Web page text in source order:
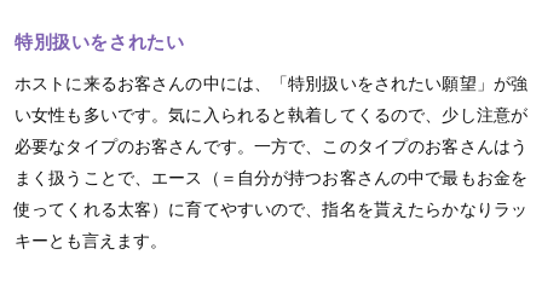
特別扱いをされたい
ホストに来るお客さんの中には、「特別扱いをされたい願望」が強
い女性も多いです。気に入られると執着してくるので、少し注意が
必要なタイプのお客さんです。一方で、このタイプのお客さんはう
まく扱うことで、エース（＝自分が持つお客さんの中で最もお金を
使ってくれる太客）に育てやすいので、指名を貰えたらかなりラッ
キーとも言えます。